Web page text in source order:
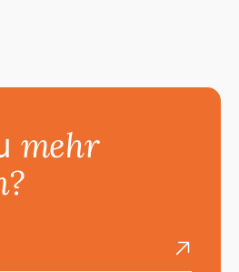
mehr
mit uns page